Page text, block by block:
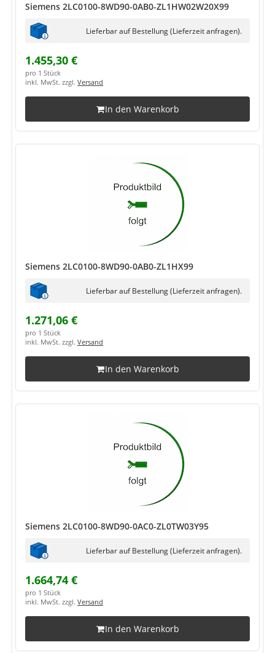
Siemens 2LC0100-8WD90-0AB0-ZL1HW02W20X99
Lieferbar auf Bestellung (Lieferzeit anfragen).
1.455,30 €
pro 1 Stück
inkl. MwSt. zzgl. Versand
In den Warenkorb
Siemens 2LC0100-8WD90-0AB0-ZL1HX99
Lieferbar auf Bestellung (Lieferzeit anfragen).
1.271,06 €
pro 1 Stück
inkl. MwSt. zzgl. Versand
In den Warenkorb
Siemens 2LC0100-8WD90-0AC0-ZL0TW03Y95
Lieferbar auf Bestellung (Lieferzeit anfragen).
1.664,74 €
pro 1 Stück
inkl. MwSt. zzgl. Versand
In den Warenkorb